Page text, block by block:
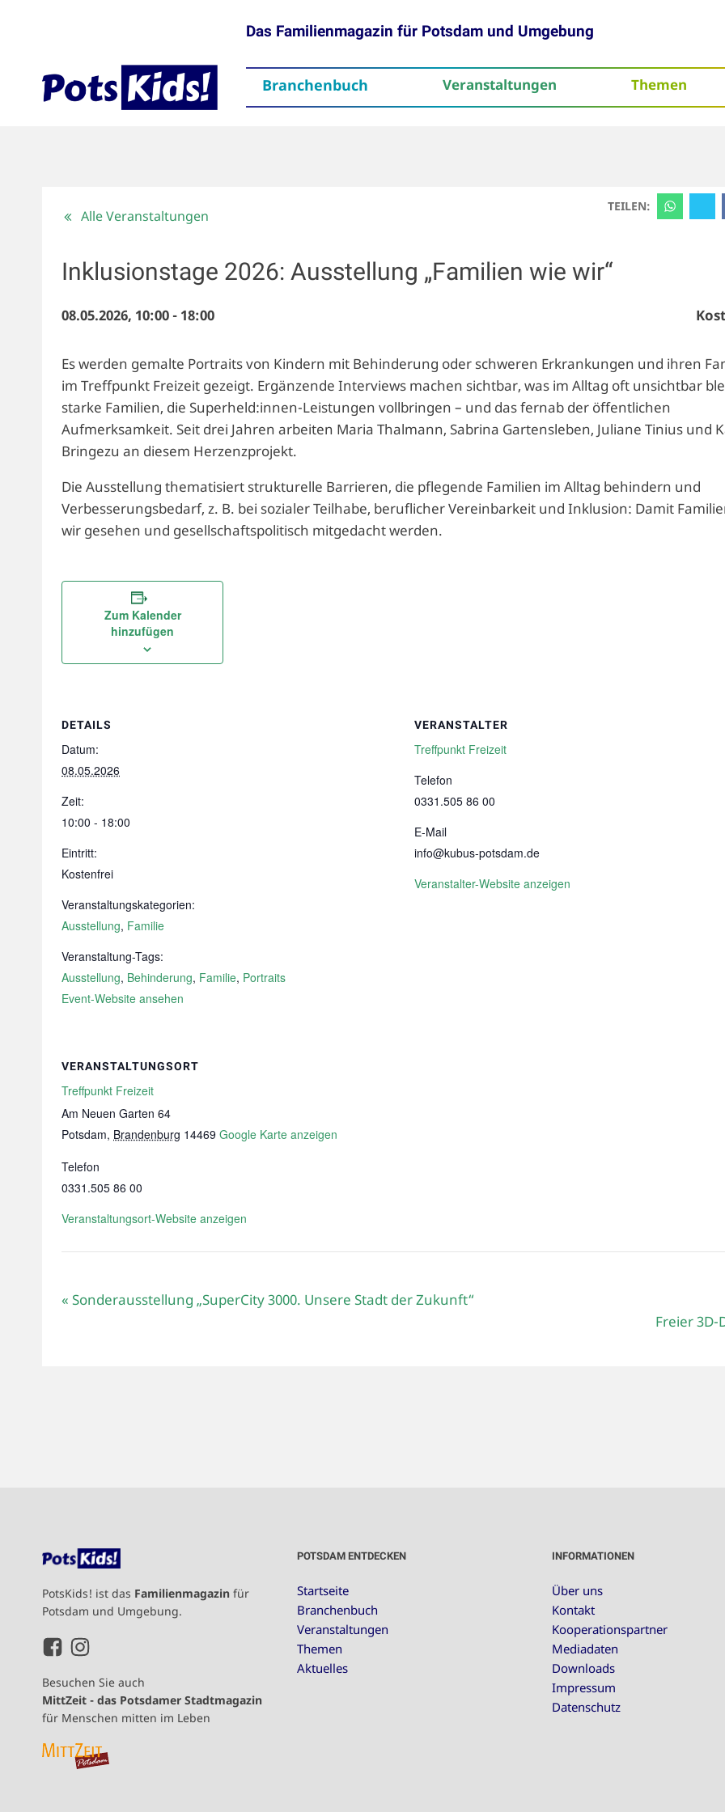
Das Familienmagazin für Potsdam und Umgebung
Branchenbuch Veranstaltungen Themen
TEILEN:
Alle Veranstaltungen
Inklusionstage 2026: Ausstellung „Familien wie wir“
08.05.2026, 10:00- 18:00
Es werden gemalte Portraits von Kindern mit Behinderung oder schweren Erkrankungen und ihren
im Treffpunkt Freizeit gezeigt. Ergänzende Interviews machen sichtbar, was im Alltag oft unsichtbar
starke Familien, die Superheld:innen-Leistungen vollbringen – und das fernab der öffentlichen
Aufmerksamkeit. Seit drei Jahren arbeiten Maria Thalmann, Sabrina Gartensleben, Juliane Tinius und
Bringezu an diesem Herzenzprojekt.
Die Ausstellung thematisiert strukturelle Barrieren, die pflegende Familien im Alltag behindern und
Verbesserungsbedarf, z. B. bei sozialer Teilhabe, beruflicher Vereinbarkeit und Inklusion: Damit
wir gesehen und gesellschaftspolitisch mitgedacht werden.
Zum Kalender
hinzufügen
DETAILS
Datum:
08.05.2026
Zeit:
10:00 - 18:00
Eintritt:
Kostenfrei
Veranstaltungskategorien:
Ausstellung, Familie
Veranstaltung-Tags:
Ausstellung, Behinderung, Familie, Portraits
Event-Website ansehen
VERANSTALTER
Treffpunkt Freizeit
Telefon
0331.505 86 00
E-Mail
info@kubus-potsdam.de
Veranstalter-Website anzeigen
VERANSTALTUNGSORT
Treffpunkt Freizeit
Am Neuen Garten 64
Potsdam, Brandenburg 14469 Google Karte anzeigen
Telefon
0331.505 86 00
Veranstaltungsort-Website anzeigen
« Sonderausstellung „SuperCity 3000. Unsere Stadt der Zukunft“
Freier 3D-
PotsKids! ist das Familienmagazin für
Potsdam und Umgebung.
Besuchen Sie auch
MittZeit - das Potsdamer Stadtmagazin
für Menschen mitten im Leben
POTSDAM ENTDECKEN
Startseite
Branchenbuch
Veranstaltungen
Themen
Aktuelles
INFORMATIONEN
Über uns
Kontakt
Kooperationspartner
Mediadaten
Downloads
Impressum
Datenschutz
ThemenAktuelles